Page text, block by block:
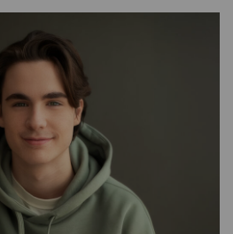
NOUVELLES
BILLETTERIE
JOINDRE